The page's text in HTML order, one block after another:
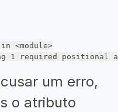
in <module>
1 required positional
um erro,
o atributo